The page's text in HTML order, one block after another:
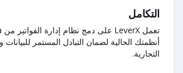
التكامل
أنظمتك الحالية لضمان التبادل المستمر للبيانات
التجارية.